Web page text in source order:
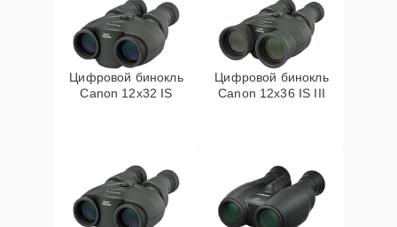
Цифровой бинокль
Canon 12x32 IS
Цифровой бинокль
Canon 12x36 IS III